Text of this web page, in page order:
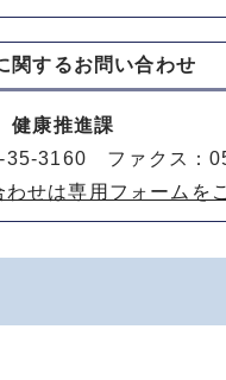
関するお問い合わせ
健康推進課
35-3160 ファクス：
わせは専用フォームを